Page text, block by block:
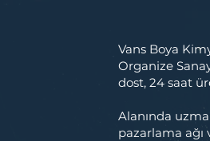
Vans Boya
Organize
dost, 24 saat
Alanında
pazarlama ağı